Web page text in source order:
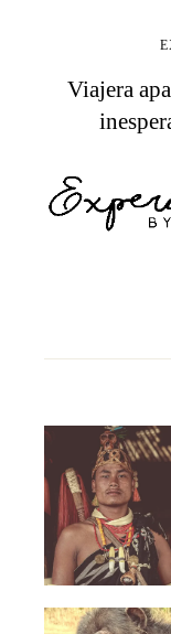
Viajera